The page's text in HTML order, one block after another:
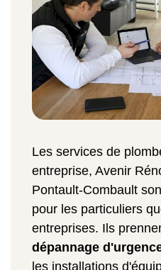
Les services de
entreprise, Avenir
Pontault-Combault
pour les particuliers
entreprises. Ils
dépannage
les installations